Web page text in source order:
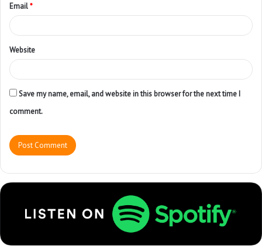
Email*
Website
Save my name, email, and website in this browser for the next time I
comment.